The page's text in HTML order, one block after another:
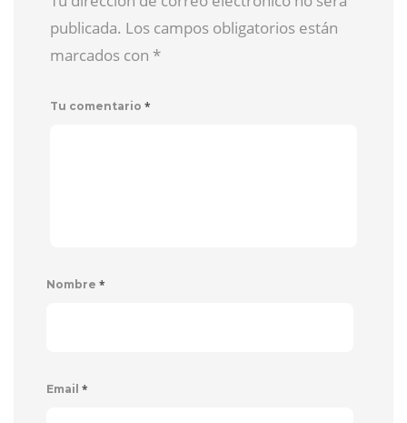
publicada. Los campos obligatorios están
marcados con *
Tu comentario *
Nombre *
Email *